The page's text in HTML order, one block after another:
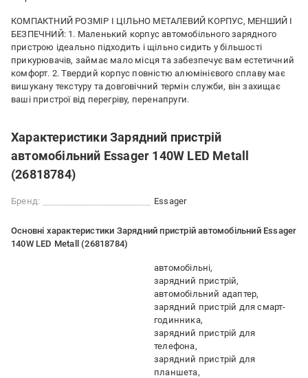
КОМПАКТНИЙ РОЗМІР І ЦІЛЬНО МЕТАЛЕВИЙ КОРПУС, МЕНШИЙ І
БЕЗПЕЧНИЙ: 1. Маленький корпус автомобільного зарядного
пристрою ідеально підходить і щільно сидить у більшості
прикурювачів, займає мало місця та забезпечує вам естетичний
комфорт. 2. Твердий корпус повністю алюмінієвого сплаву має
вишукану текстуру та довговічний термін служби, він захищає
ваші пристрої від перегріву, перенапруги.
Характеристики Зарядний пристрій
автомобільний Essager 140W LED Metall
(26818784)
Бренд: Essager
Основні характеристики Зарядний пристрій автомобільний Essager
140W LED Metall (26818784)
автомобільні
зарядний пристрій
автомобільний адаптер
зарядний пристрій для смарт-
годинника
зарядний пристрій для
телефона
зарядний пристрій для
планшета